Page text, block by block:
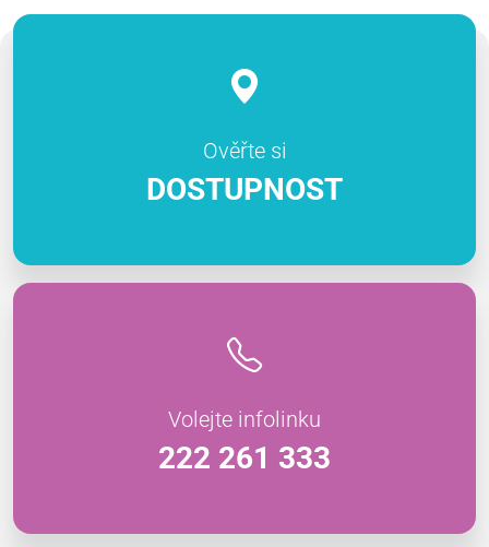
Ověřte si
DOSTUPNOST
Volejte infolinku
222 261 333